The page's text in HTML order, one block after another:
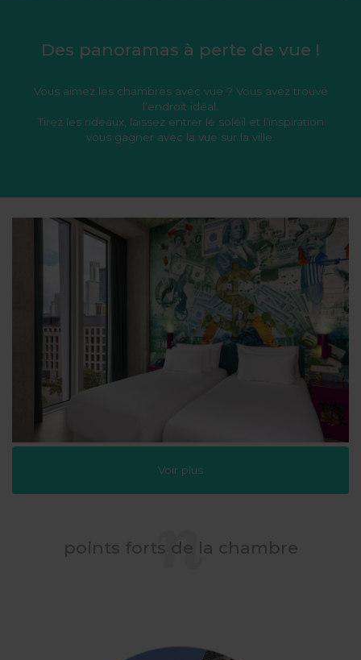
Des panoramas à perte de vue !
Vous aimez les chambres avec vue ? Vous avez trouvé
l’endroit idéal.
Tirez les rideaux, laissez entrer le soleil et l’inspiration
vous gagner avec la vue sur la ville.
Voir plus
points forts de la chambre